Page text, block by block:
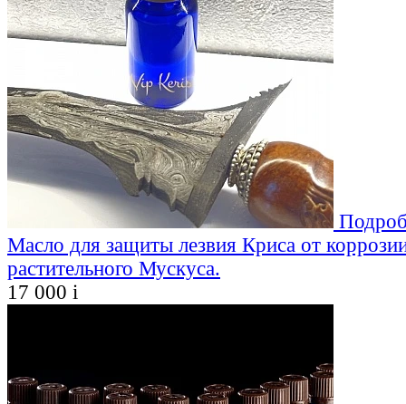
Масло для защиты лезвия Криса от
растительного Мускуса.
17 000 i